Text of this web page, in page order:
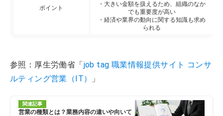
ポイント
・大きい金額を扱えるため、組織のなか
でも重要度が高い
・経済や業界の動向に関する知識も求め
られる
参照：厚生労働省「job tag 職業情報提供サイト コンサ
ルティング営業（IT）
」
関連記事
営業の種類とは？業務内容の違いや向いて